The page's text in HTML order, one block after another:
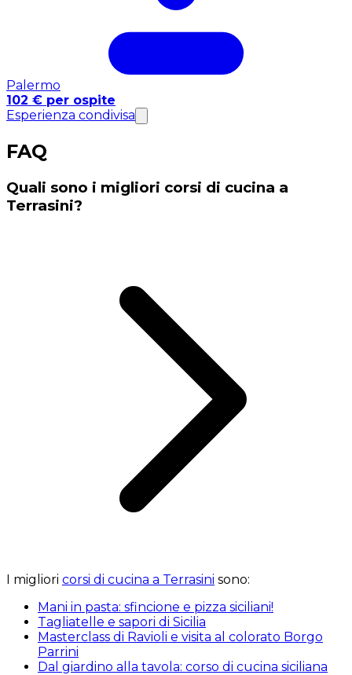
Palermo
102 € per ospite
Esperienza condivisa
FAQ
Quali sono i migliori corsi di cucina a
Terrasini?
I migliori corsi di cucina a Terrasini sono:
Mani in pasta: sfincione e pizza siciliani!
Tagliatelle e sapori di Sicilia
Masterclass di Ravioli e visita al colorato Borgo
Parrini
Dal giardino alla tavola: corso di cucina siciliana